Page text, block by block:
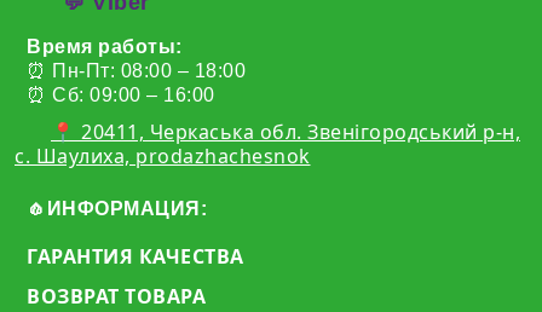
Время работы:
⏰ Пн-Пт: 08:00 – 18:00
⏰ Сб: 09:00 – 16:00
📍 20411, Черкаська обл. Звенігородський р-н,
с. Шаулиха, prodazhachesnok
🧄ИНФОРМАЦИЯ:
ГАРАНТИЯ КАЧЕСТВА
ВОЗВРАТ ТОВАРА